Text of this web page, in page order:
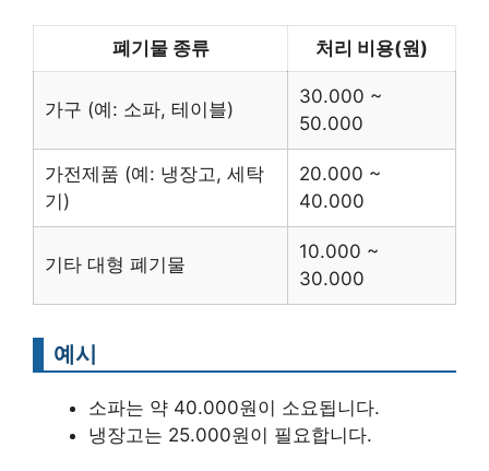
폐기물 종류 처리 비용(원)
가구 (예: 소파, 테이블)
30.000 ~
50.000
가전제품 (예: 냉장고, 세탁
기)
20.000 ~
40.000
기타 대형 폐기물
10.000 ~
30.000
예시
소파는 약 40.000원이 소요됩니다.
냉장고는 25.000원이 필요합니다.